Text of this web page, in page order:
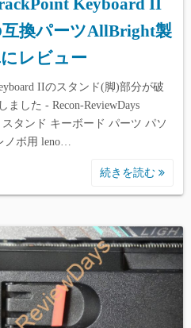
Keyboard II
換パーツAllBright製
にレビュー
IIのスタンド(脚)部分が破
した - Recon-ReviewDays
タンド キーボード パーツ パソ
ノボ用 leno…
続きを読む